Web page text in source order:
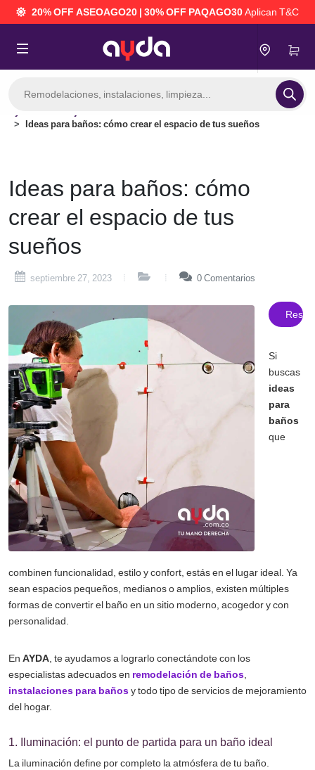
20% OFF ASEOAGO20 | 30% OFF PAQAGO30Aplican T&C
productos
Ideas para baños: cómo crear el espacio de tus sueños
Ideas para baños: cómo
crear el espacio de tus
sueños
septiembre 27, 2023 0 Comentarios
Si
buscas
ideas
para
baños
que
combinen funcionalidad, estilo y confort, estás en el lugar ideal. Ya
sean espacios pequeños, medianos o amplios, existen múltiples
formas de convertir el baño en un sitio moderno, acogedor y con
personalidad.
En AYDA, te ayudamos a lograrlo conectándote con los
especialistas adecuados en remodelación de baños,
instalaciones para bañosy todo tipo de servicios de mejoramiento
del hogar.
1. Iluminación: el punto de partida para un baño ideal
La iluminación define por completo la atmósfera de tu baño.